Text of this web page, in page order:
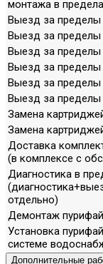
монтажа в
Выезд за
Выезд за
Выезд за
Выезд за
Выезд за
Выезд за
Замена
Замена
Доставка
(в комплексе с
Диагностика в
отдельно)
Демонтаж
Установка
системе
Дополнительные